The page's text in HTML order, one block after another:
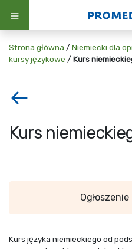
Strona główna / Niemiecki dla
kursy językowe / Kurs
Kurs
Kurs języka niemieckiego od